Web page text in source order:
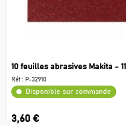
10 feuilles abrasives Makita -
Réf : P-32910
Disponible sur commande
3,60 €